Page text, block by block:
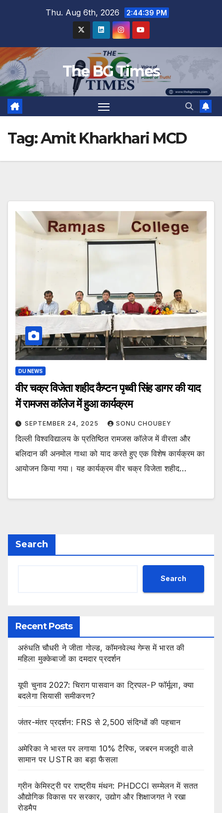
Thu. Aug 6th, 2026 2:44:40 PM
The BG Times
Tag:Amit Kharkhari MCD
DU NEWS
वीर चक्र विजेता शहीद कैप्टन पृथ्वी सिंह डागर की याद
में रामजस कॉलेज में हुआ कार्यक्रम
SEPTEMBER 24, 2025 SONU CHOUBEY
दिल्ली विश्वविद्यालय के प्रतिष्ठित रामजस कॉलेज में वीरता और
बलिदान की अनमोल गाथा को याद करते हुए एक विशेष कार्यक्रम का
आयोजन किया गया। यह कार्यक्रम वीर चक्र विजेता शहीद…
Search
Search
Recent Posts
अरुंधति चौधरी ने जीता गोल्ड, कॉमनवेल्थ गेम्स में भारत की
महिला मुक्केबाजों का दमदार प्रदर्शन
यूपी चुनाव 2027: चिराग पासवान का ट्रिपल-P फॉर्मूला, क्या
बदलेगा सियासी समीकरण?
जंतर-मंतर प्रदर्शन: FRS से 2,500 संदिग्धों की पहचान
अमेरिका ने भारत पर लगाया 10% टैरिफ, जबरन मजदूरी वाले
सामान पर USTR का बड़ा फैसला
ग्रीन केमिस्ट्री पर राष्ट्रीय मंथन: PHDCCI सम्मेलन में सतत
औद्योगिक विकास पर सरकार, उद्योग और शिक्षाजगत ने रखा
रोडमैप